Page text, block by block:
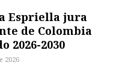
Espriella jura
de Colombia
2026-2030
2026